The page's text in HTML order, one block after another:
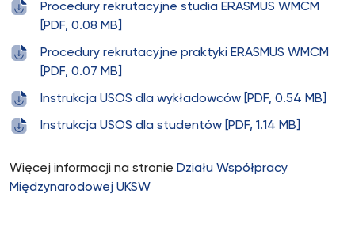
Procedury rekrutacyjne studia ERASMUS WMCM
[PDF, 0.08 MB]
Procedury rekrutacyjne praktyki ERASMUS WMCM
[PDF, 0.07 MB]
Instrukcja USOS dla wykładowców [PDF, 0.54 MB]
Instrukcja USOS dla studentów [PDF, 1.14 MB]
Więcej informacji na stronie Działu Współpracy
Międzynarodowej UKSW